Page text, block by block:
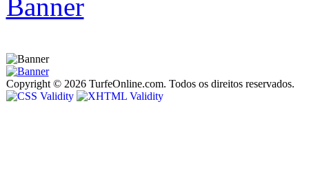
Copyright © 2026 TurfeOnline.com. Todos os direitos reservados.